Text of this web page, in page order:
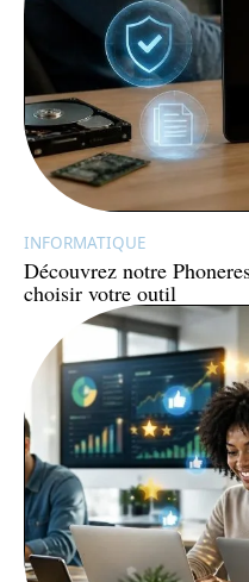
INFORMATIQUE
Découvrez notre
choisir votre outil